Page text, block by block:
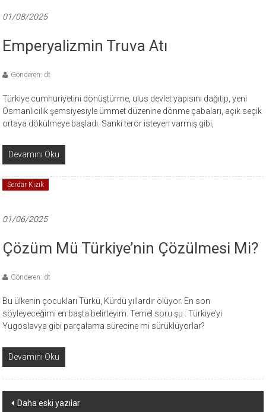
01/08/2025
Emperyalizmin Truva Atı
Gönderen: dt
Türkiye cumhuriyetini dönüştürme, ulus devlet yapısını dağıtıp, yeni
Osmanlıcılık şemsiyesiyle ümmet düzenine dönme çabaları, açık seçik
ortaya dökülmeye başladı. Sanki terör isteyen varmış gibi,
Devamını Oku
Serdar Kızık
01/06/2025
Çözüm Mü Türkiye’nin Çözülmesi Mi?
Gönderen: dt
Bu ülkenin çocukları Türkü, Kürdü yıllardır ölüyor. En son
söyleyeceğimi en başta belirteyim. Temel soru şu : Türkiye’yi
Yugoslavya gibi parçalama sürecine mi sürüklüyorlar?
Devamını Oku
Yazı
Daha eski yazılar